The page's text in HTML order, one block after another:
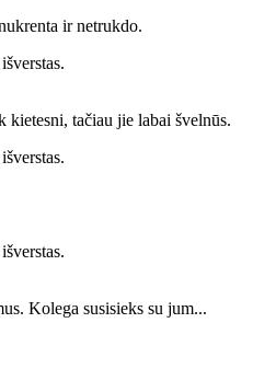
ir netrukdo.
kietesni, tačiau jie labai švelnūs.
Kolega susisieks su jum...